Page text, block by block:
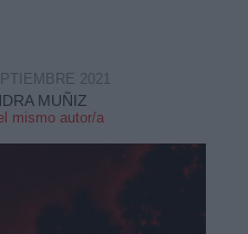
MUÑIZ
mismo autor/a
2021